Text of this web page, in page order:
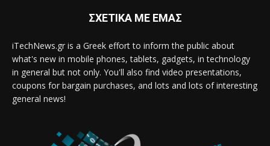
ΣΧΕΤΙΚΑ ΜΕ ΕΜΑΣ
iTechNews.gr is a Greek effort to inform the public about
what's new in mobile phones, tablets, gadgets, in technology
in general but not only. You'll also find video presentations,
coupons for bargain purchases, and lots and lots of interesting
general news!